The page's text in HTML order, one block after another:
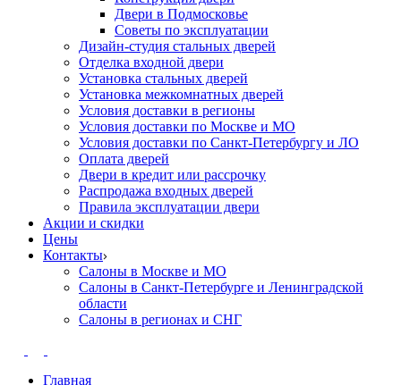
Двери в Подмосковье
Cоветы по эксплуатации
Дизайн-студия стальных дверей
Отделка входной двери
Установка стальных дверей
Установка межкомнатных дверей
Условия доставки в регионы
Условия доставки по Москве и МО
Условия доставки по Санкт-Петербургу и ЛО
Оплата дверей
Двери в кредит или рассрочку
Распродажа входных дверей
Правила эксплуатации двери
Акции и скидки
Цены
Контакты
Салоны в Москве и МО
Салоны в Санкт-Петербурге и Ленинградской
области
Салоны в регионах и СНГ
Главная